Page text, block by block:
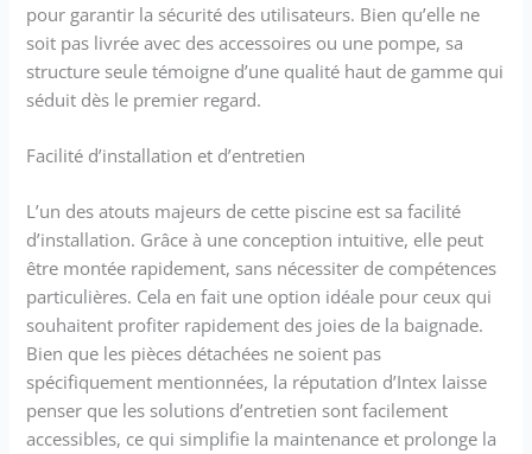
pour garantir la sécurité des utilisateurs. Bien qu’elle ne
soit pas livrée avec des accessoires ou une pompe, sa
structure seule témoigne d’une qualité haut de gamme qui
séduit dès le premier regard.
Facilité d’installation et d’entretien
L’un des atouts majeurs de cette piscine est sa facilité
d’installation. Grâce à une conception intuitive, elle peut
être montée rapidement, sans nécessiter de compétences
particulières. Cela en fait une option idéale pour ceux qui
souhaitent profiter rapidement des joies de la baignade.
Bien que les pièces détachées ne soient pas
spécifiquement mentionnées, la réputation d’Intex laisse
penser que les solutions d’entretien sont facilement
accessibles, ce qui simplifie la maintenance et prolonge la